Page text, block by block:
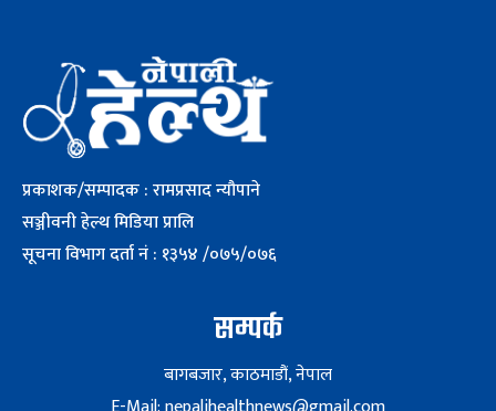
प्रकाशक/सम्पादक : रामप्रसाद न्यौपाने
सञ्जीवनी हेल्थ मिडिया प्रालि
सूचना विभाग दर्ता नं : १३५४ /०७५/०७६
सम्पर्क
बागबजार, काठमाडौं, नेपाल